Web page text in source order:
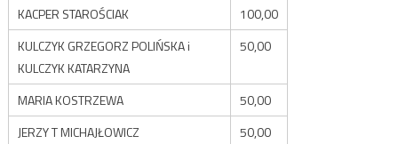
KACPER STAROŚCIAK
100,00
KULCZYK GRZEGORZ POLIŃSKA i
KULCZYK KATARZYNA
50,00
MARIA KOSTRZEWA
50,00
JERZY T MICHAJŁOWICZ
50,00